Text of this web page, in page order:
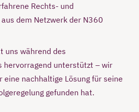
Rechts- und
dem Netzwerk der N360
uns während des
hervorragend unterstützt – wir
eine nachhaltige Lösung für seine
gefunden hat.